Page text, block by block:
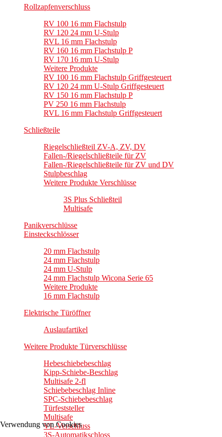
Rollzapfenverschluss
RV 100 16 mm Flachstulp
RV 120 24 mm U-Stulp
RVL 16 mm Flachstulp
RV 160 16 mm Flachstulp P
RV 170 16 mm U-Stulp
Weitere Produkte
RV 100 16 mm Flachstulp Griffgesteuert
RV 120 24 mm U-Stulp Griffgesteuert
RV 150 16 mm Flachstulp P
PV 250 16 mm Flachstulp
RVL 16 mm Flachstulp Griffgesteuert
Schließteile
Riegelschließteil ZV-A, ZV, DV
Fallen-/Riegelschließteile für ZV
Fallen-/Riegelschließteile für ZV und DV
Stulpbeschlag
Weitere Produkte Verschlüsse
3S Plus Schließteil
Multisafe
Panikverschlüsse
Einsteckschlösser
20 mm Flachstulp
24 mm Flachstulp
24 mm U-Stulp
24 mm Flachstulp Wicona Serie 65
Weitere Produkte
16 mm Flachstulp
Elektrische Türöffner
Auslaufartikel
Weitere Produkte Türverschlüsse
Hebeschiebebeschlag
Kipp-Schiebe-Beschlag
Multisafe 2-fl
Schiebebeschlag Inline
SPC-Schiebebeschlag
Türfeststeller
Multisafe
VL-Verschluss
3S-Automatikschloss
Verwendung von Cookies